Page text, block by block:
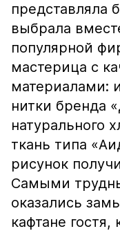
представляла
выбрала
популярной
мастерица с
материалами:
нитки бренда
натурального
ткань типа
рисунок
Самыми
оказались
кафтане